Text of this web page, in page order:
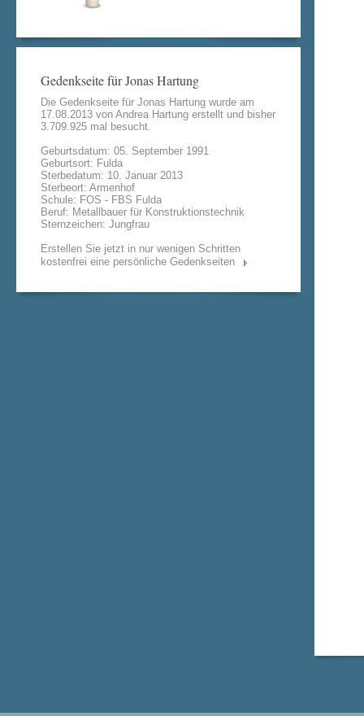
Gedenkseite für Jonas Hartung
Die Gedenkseite für Jonas Hartung wurde am
17.08.2013 von Andrea Hartung erstellt und bisher
3.709.925 mal besucht.
Geburtsdatum: 05. September 1991
Geburtsort: Fulda
Sterbedatum: 10. Januar 2013
Sterbeort: Armenhof
Schule: FOS - FBS Fulda
Beruf: Metallbauer für Konstruktionstechnik
Sternzeichen: Jungfrau
Erstellen Sie jetzt in nur wenigen Schritten
kostenfrei eine persönliche Gedenkseiten